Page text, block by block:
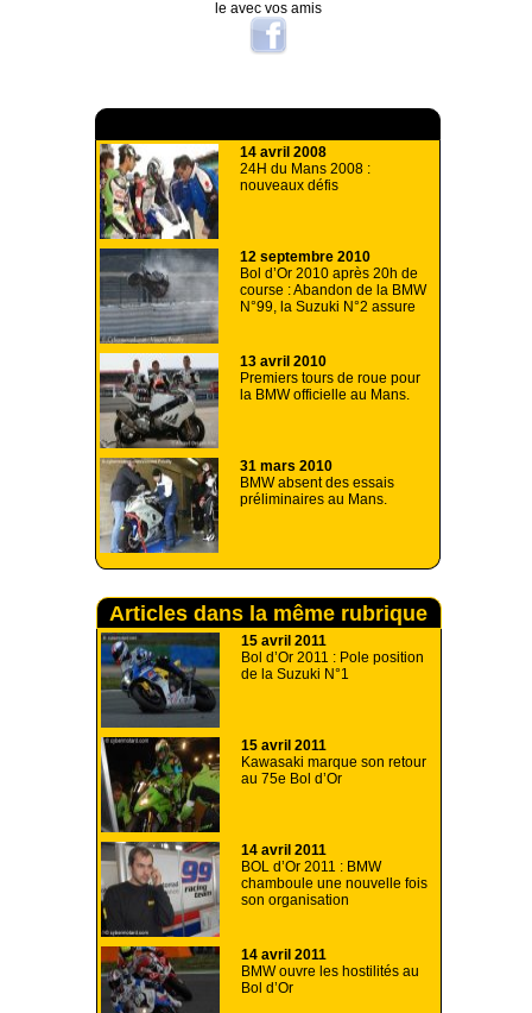
le avec vos amis
14 avril 2008
24H du Mans 2008 :
nouveaux défis
12 septembre 2010
Bol d’Or 2010 après 20h de
course : Abandon de la BMW
N°99, la Suzuki N°2 assure
13 avril 2010
Premiers tours de roue pour
la BMW officielle au Mans.
31 mars 2010
BMW absent des essais
préliminaires au Mans.
Articles dans la même rubrique
15 avril 2011
Bol d’Or 2011 : Pole position
de la Suzuki N°1
15 avril 2011
Kawasaki marque son retour
au 75e Bol d’Or
14 avril 2011
BOL d’Or 2011 : BMW
chamboule une nouvelle fois
son organisation
14 avril 2011
BMW ouvre les hostilités au
Bol d’Or